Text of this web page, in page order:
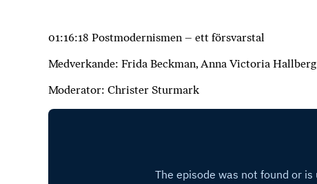
01:16:18 Postmodernismen – ett försvarstal
Medverkande: Frida Beckman, Anna Victoria Hallberg
Moderator: Christer Sturmark